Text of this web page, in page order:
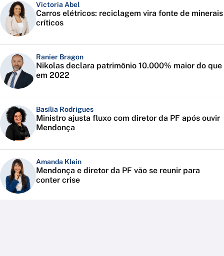
Victoria Abel
Carros elétricos: reciclagem vira fonte de minerais
críticos
Ranier Bragon
Nikolas declara patrimônio 10.000% maior do que
em 2022
Basília Rodrigues
Ministro ajusta fluxo com diretor da PF após ouvir
Mendonça
Amanda Klein
Mendonça e diretor da PF vão se reunir para
conter crise